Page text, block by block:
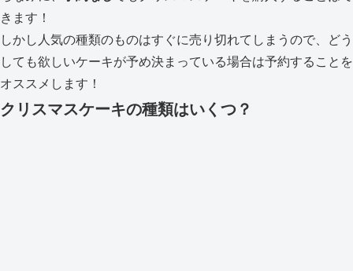
きます！
しかし人気の種類のものはすぐに売り切れてしまうので、どう
しても欲しいケーキが予め決まっている場合は予約することを
オススメします！
クリスマスケーキの種類はいくつ？